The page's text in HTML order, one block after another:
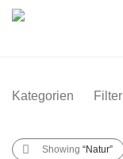
Kategorien Filter
Showing “Natur”